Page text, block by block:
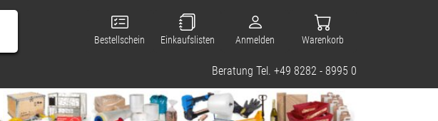
Bestellschein Einkaufslisten Anmelden Warenkorb
Beratung Tel. +49 8282 - 8995 0